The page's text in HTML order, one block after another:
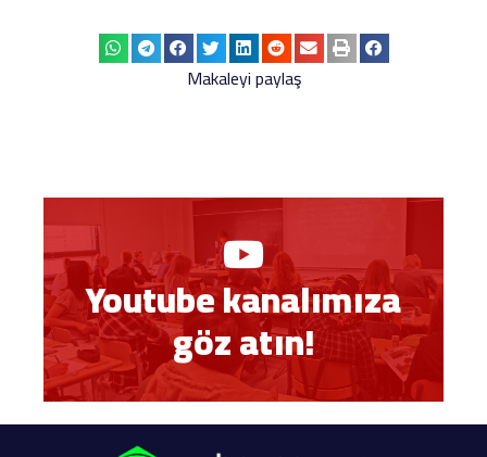
Makaleyi paylaş
Youtube kanalımıza
göz atın!